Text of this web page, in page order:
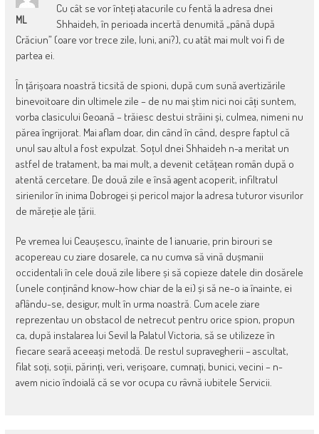
ML
Cu cât se vor înteți atacurile cu fentă la adresa dnei
Shhaideh, în perioada incertă denumită „până după
Crăciun” (oare vor trece zile, luni, ani?), cu atât mai mult voi fi de
partea ei.
În țărișoara noastră ticsită de spioni, după cum sună avertizările
binevoitoare din ultimele zile – de nu mai știm nici noi câți suntem,
vorba clasicului Geoană – trăiesc destui străini și, culmea, nimeni nu
părea îngrijorat. Mai aflam doar, din când în când, despre faptul că
unul sau altul a fost expulzat. Soțul dnei Shhaideh n-a meritat un
astfel de tratament, ba mai mult, a devenit cetățean român după o
atentă cercetare. De două zile e însă agent acoperit, infiltratul
sirienilor în inima Dobrogei și pericol major la adresa tuturor visurilor
de măreție ale țării.
Pe vremea lui Ceaușescu, înainte de 1 ianuarie, prin birouri se
acopereau cu ziare dosarele, ca nu cumva să vină dușmanii
occidentali în cele două zile libere și să copieze datele din dosărele
(unele conținând know-how chiar de la ei) și să ne-o ia înainte, ei
aflându-se, desigur, mult în urma noastră. Cum acele ziare
reprezentau un obstacol de netrecut pentru orice spion, propun
ca, după instalarea lui Sevil la Palatul Victoria, să se utilizeze în
fiecare seară aceeași metodă. De restul supravegherii – ascultat,
filat soți, soții, părinți, veri, verișoare, cumnați, bunici, vecini – n-
avem nicio îndoială că se vor ocupa cu râvnă iubitele Servicii.